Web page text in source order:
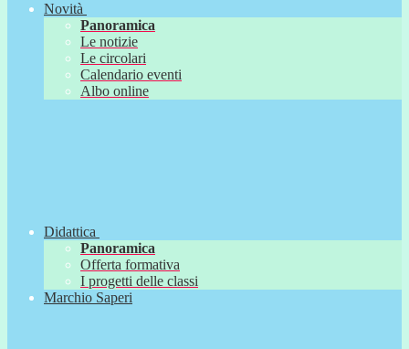
Novità
Panoramica
Le notizie
Le circolari
Calendario eventi
Albo online
Didattica
Panoramica
Offerta formativa
I progetti delle classi
Marchio Saperi